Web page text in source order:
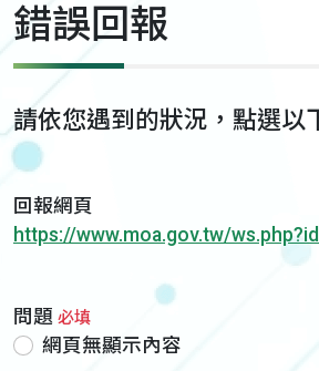
錯誤回報
請依您遇到的狀況，點選以
回報網頁
https://www.moa.gov.tw/
問題 必填
網頁無顯示內容